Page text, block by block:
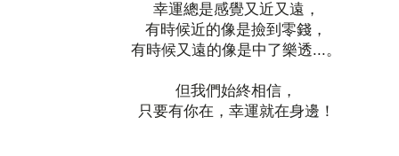
幸運總是感覺又近又遠，
有時候近的像是撿到零錢，
有時候又遠的像是中了樂透...。
但我們始終相信，
只要有你在，幸運就在身邊！